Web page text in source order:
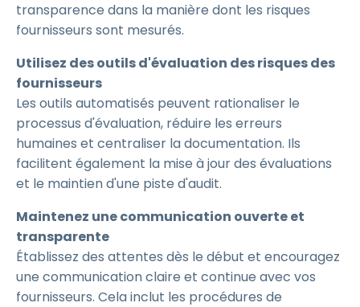
transparence dans la manière dont les risques
fournisseurs sont mesurés.
Utilisez des outils d'évaluation des risques des
fournisseurs
Les outils automatisés peuvent rationaliser le
processus d'évaluation, réduire les erreurs
humaines et centraliser la documentation. Ils
facilitent également la mise à jour des évaluations
et le maintien d'une piste d'audit.
Maintenez une communication ouverte et
transparente
Établissez des attentes dès le début et encouragez
une communication claire et continue avec vos
fournisseurs. Cela inclut les procédures de